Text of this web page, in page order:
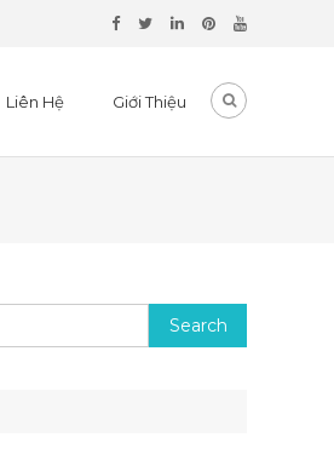
Liên Hệ Giới Thiệu
Search for: